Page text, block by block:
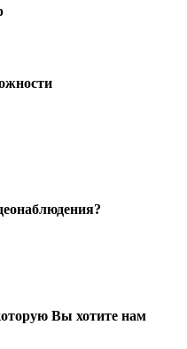
Вы хотите нам